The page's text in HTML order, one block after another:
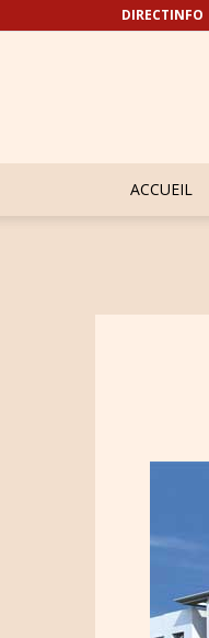
DIRECTINFO
ACCUEIL